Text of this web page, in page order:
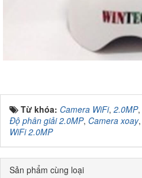
Từ khóa: Camera WiFi, 2.0MP,
Độ phân giải 2.0MP, Camera xoay,
WiFi 2.0MP
Sản phẩm cùng loại